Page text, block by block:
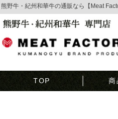
熊野牛・紀州和華牛の通販なら【Meat
TOP 商